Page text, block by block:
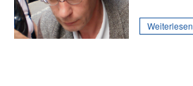
Weiterlesen